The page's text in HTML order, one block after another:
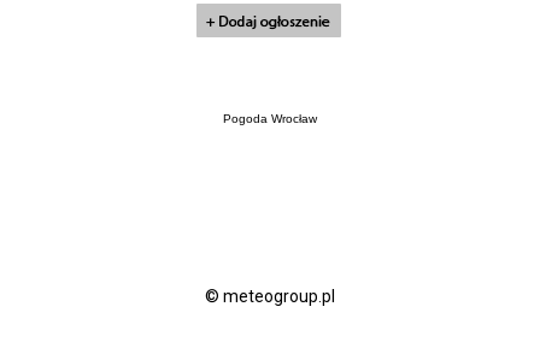
Pogoda Wrocław
© meteogroup.pl